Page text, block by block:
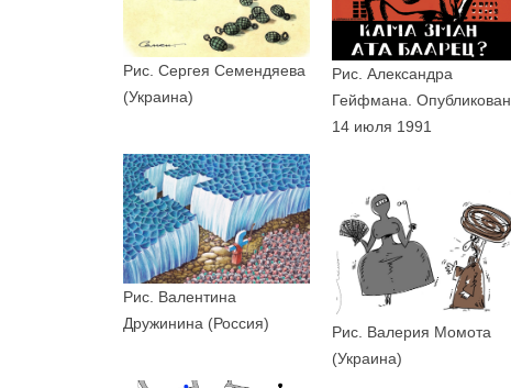
Рис. Сергея Семендяева
(Украина)
Рис. Александра
Гейфмана. Опубликован
14 июля 1991
Рис. Валентина
Дружинина (Россия)
Рис. Валерия Момота
(Украина)